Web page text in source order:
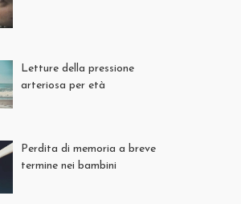
Letture della pressione
arteriosa per età
Perdita di memoria a breve
termine nei bambini